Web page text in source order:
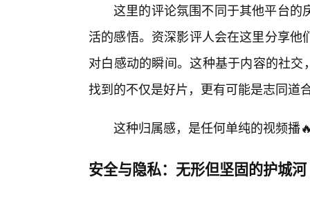
这里的评论氛围不同于其他平台的
活的感悟。资深影评人会在这里分享
对白感动的瞬间。这种基于内容的社
找到的不仅是好片，更有可能是志同道
这种归属感，是任何单纯的视频播
安全与隐私：无形但坚固的护城河